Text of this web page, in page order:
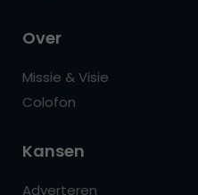
Over
Missie & Visie
Colofon
Kansen
Adverteren